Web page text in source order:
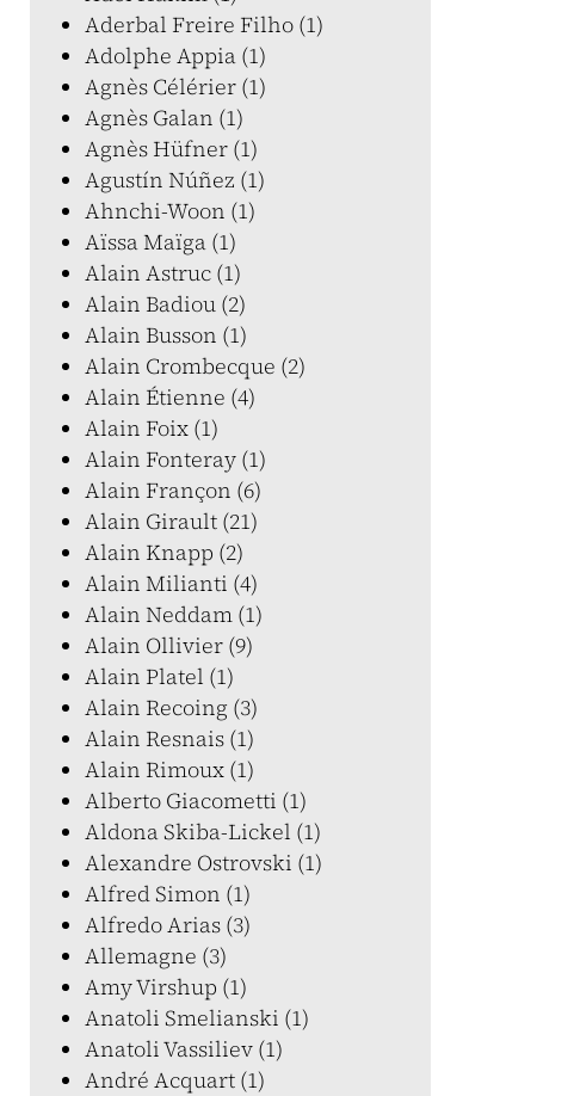
Aderbal Freire Filho (1)
Adolphe Appia (1)
Agnès Célérier (1)
Agnès Galan (1)
Agnès Hüfner (1)
Agustín Núñez (1)
Ahnchi-Woon (1)
Aïssa Maïga (1)
Alain Astruc (1)
Alain Badiou (2)
Alain Busson (1)
Alain Crombecque (2)
Alain Étienne (4)
Alain Foix (1)
Alain Fonteray (1)
Alain Françon (6)
Alain Girault (21)
Alain Knapp (2)
Alain Milianti (4)
Alain Neddam (1)
Alain Ollivier (9)
Alain Platel (1)
Alain Recoing (3)
Alain Resnais (1)
Alain Rimoux (1)
Alberto Giacometti (1)
Aldona Skiba-Lickel (1)
Alexandre Ostrovski (1)
Alfred Simon (1)
Alfredo Arias (3)
Allemagne (3)
Amy Virshup (1)
Anatoli Smelianski (1)
Anatoli Vassiliev (1)
André Acquart (1)